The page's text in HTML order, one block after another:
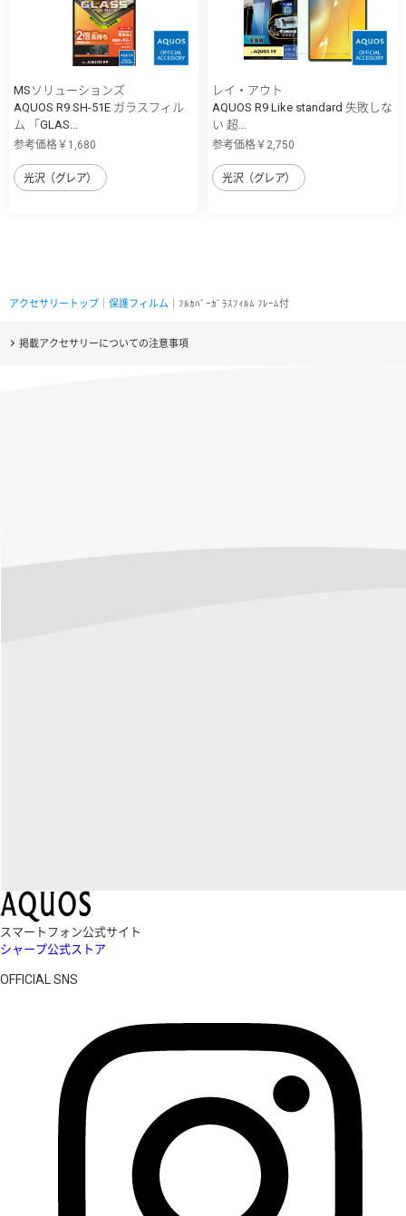
MSソリューションズ
AQUOS R9 SH-51E ガラスフィル
ム 「GLAS...
参考価格￥1,680
光沢（グレア）
レイ・アウト
AQUOS R9 Like standard 失敗しな
い 超...
参考価格￥2,750
光沢（グレア）
アクセサリートップ 保護フィルム ｜ﾌﾙｶﾊﾞｰｶﾞﾗｽﾌｨﾙﾑ ﾌﾚｰﾑ付
掲載アクセサリーについての注意事項
スマートフォン公式サイト
シャープ公式ストア
OFFICIAL SNS